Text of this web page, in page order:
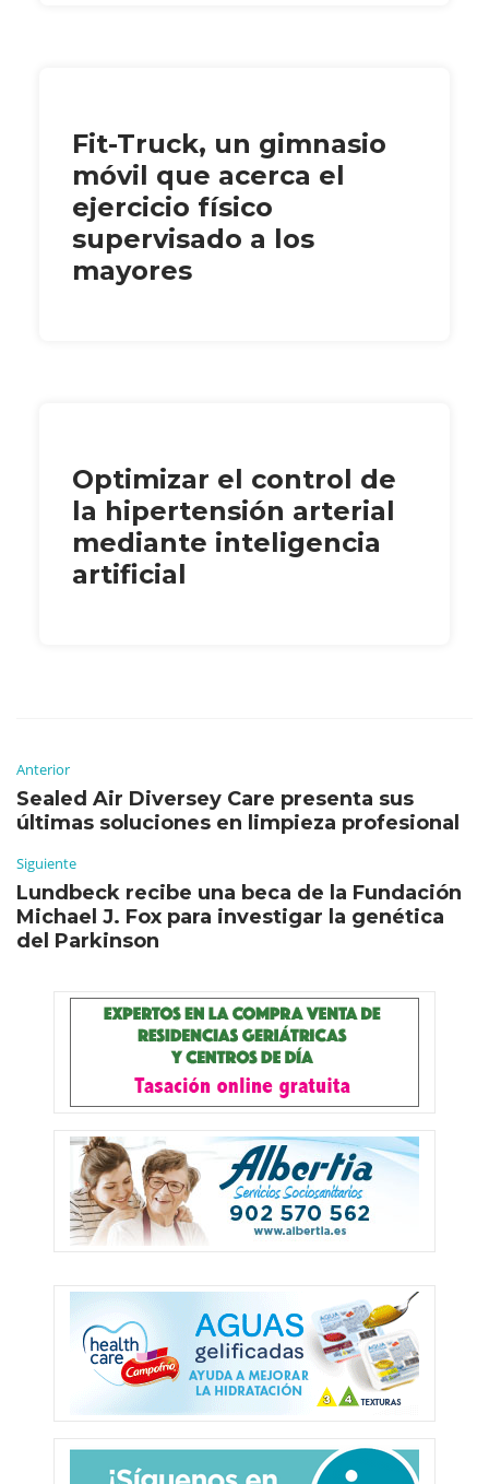
Fit-Truck, un gimnasio
móvil que acerca el
ejercicio físico
supervisado a los
mayores
Optimizar el control de
la hipertensión arterial
mediante inteligencia
artificial
Anterior
Sealed Air Diversey Care presenta sus
últimas soluciones en limpieza profesional
Siguiente
Lundbeck recibe una beca de la Fundación
Michael J. Fox para investigar la genética
del Parkinson